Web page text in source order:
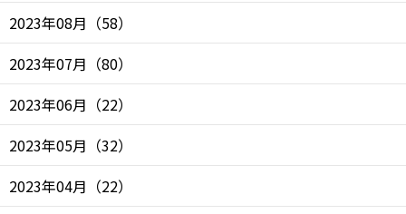
2023年08月 （58）
2023年07月 （80）
2023年06月 （22）
2023年05月 （32）
2023年04月 （22）